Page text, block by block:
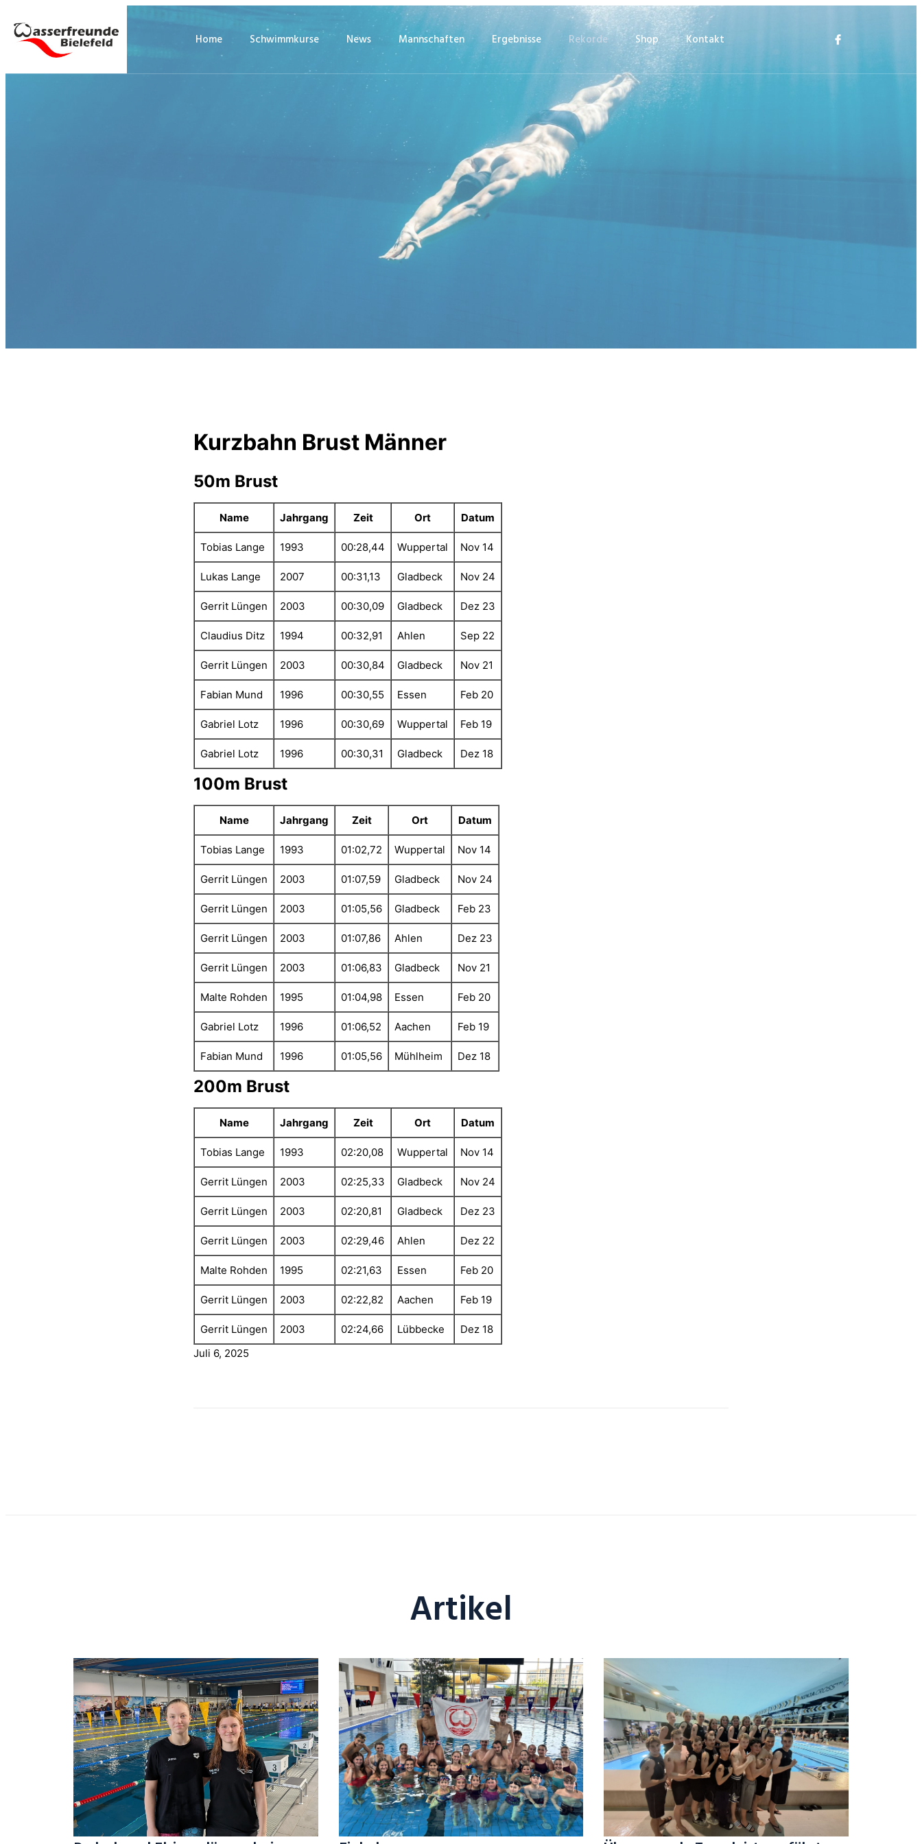
Home Schwimmkurse News Mannschaften Ergebnisse Rekorde Shop Kontakt
Kurzbahn Brust Männer
50m Brust
Name Jahrgang Zeit Ort Datum
Tobias Lange 1993 00:28,44 Wuppertal Nov 14
Lukas Lange 2007 00:31,13 Gladbeck Nov 24
Gerrit Lüngen 2003 00:30,09 Gladbeck Dez 23
Claudius Ditz 1994 00:32,91 Ahlen Sep 22
Gerrit Lüngen 2003 00:30,84 Gladbeck Nov 21
Fabian Mund 1996 00:30,55 Essen Feb 20
Gabriel Lotz 1996 00:30,69 Wuppertal Feb 19
Gabriel Lotz 1996 00:30,31 Gladbeck Dez 18
100m Brust
Name Jahrgang Zeit Ort Datum
Tobias Lange 1993 01:02,72 Wuppertal Nov 14
Gerrit Lüngen 2003 01:07,59 Gladbeck Nov 24
Gerrit Lüngen 2003 01:05,56 Gladbeck Feb 23
Gerrit Lüngen 2003 01:07,86 Ahlen Dez 23
Gerrit Lüngen 2003 01:06,83 Gladbeck Nov 21
Malte Rohden 1995 01:04,98 Essen Feb 20
Gabriel Lotz 1996 01:06,52 Aachen Feb 19
Fabian Mund 1996 01:05,56 Mühlheim Dez 18
200m Brust
Name Jahrgang Zeit Ort Datum
Tobias Lange 1993 02:20,08 Wuppertal Nov 14
Gerrit Lüngen 2003 02:25,33 Gladbeck Nov 24
Gerrit Lüngen 2003 02:20,81 Gladbeck Dez 23
Gerrit Lüngen 2003 02:29,46 Ahlen Dez 22
Malte Rohden 1995 02:21,63 Essen Feb 20
Gerrit Lüngen 2003 02:22,82 Aachen Feb 19
Gerrit Lüngen 2003 02:24,66 Lübbecke
Dez 18
Juli 6, 2025
Artikel